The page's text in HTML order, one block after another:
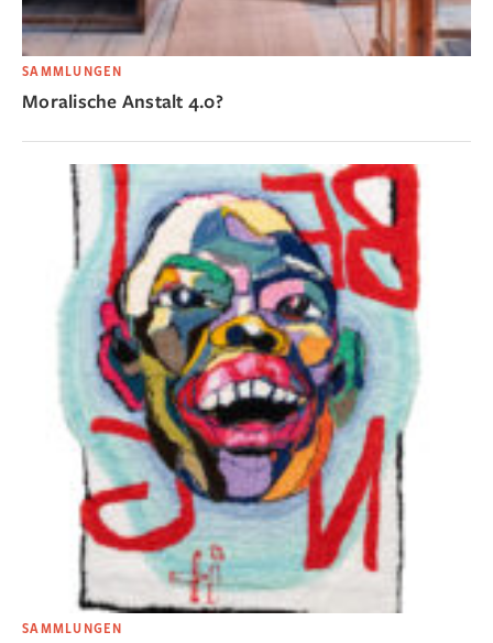
SAMMLUNGEN
Moralische Anstalt 4.0?
SAMMLUNGEN